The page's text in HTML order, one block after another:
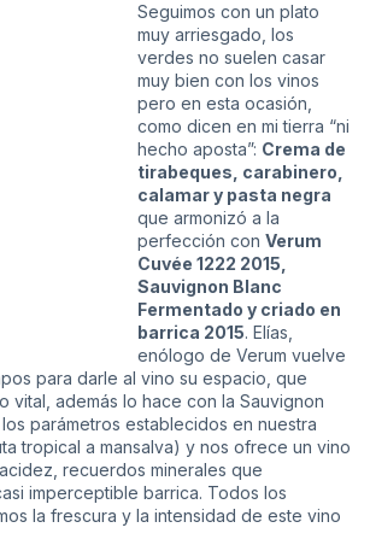
Seguimos con un plato
muy arriesgado, los
verdes no suelen casar
muy bien con los vinos
pero en esta ocasión,
como dicen en mi tierra “ni
hecho aposta”: Crema de
tirabeques, carabinero,
calamar y pasta negra
que armonizó a la
perfección con Verum
Cuvée 1222 2015,
Sauvignon Blanc
Fermentado y criado en
barrica 2015. Elías,
enólogo de Verum vuelve
para darle al vino su espacio, que
vital, además lo hace con la Sauvignon
parámetros establecidos en nuestra
tropical a mansalva) y nos ofrece un vino
recuerdos minerales que
imperceptible barrica. Todos los
la frescura y la intensidad de este vino